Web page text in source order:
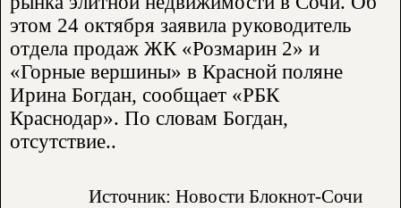
этом 24 октября заявила руководитель
отдела продаж ЖК «Розмарин 2» и
«Горные вершины» в Красной поляне
Ирина Богдан, сообщает «РБК
Краснодар». По словам Богдан,
отсутствие..
Источник: Новости Блокнот-Сочи